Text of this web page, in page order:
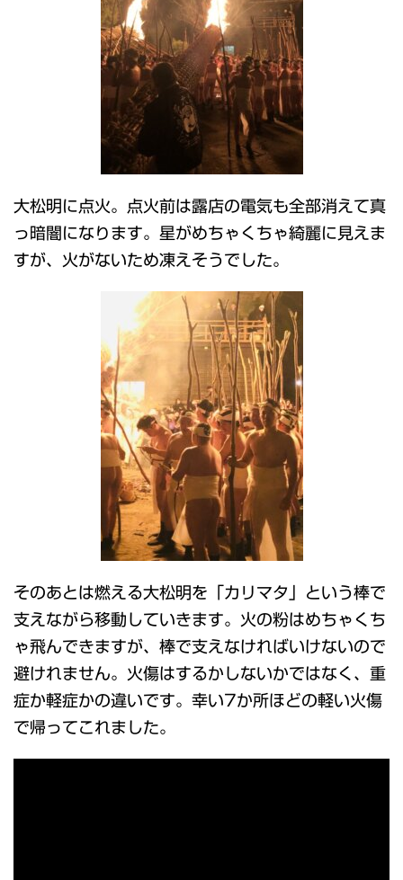
大松明に点火。点火前は露店の電気も全部消えて真
っ暗闇になります。星がめちゃくちゃ綺麗に見えま
すが、火がないため凍えそうでした。
そのあとは燃える大松明を「カリマタ」という棒で
支えながら移動していきます。火の粉はめちゃくち
ゃ飛んできますが、棒で支えなければいけないので
避けれません。火傷はするかしないかではなく、重
症か軽症かの違いです。幸い7か所ほどの軽い火傷
で帰ってこれました。